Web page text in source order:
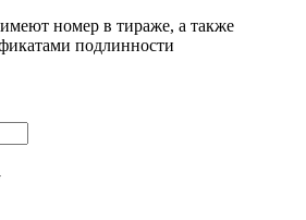
номер в тираже, а также
подлинности